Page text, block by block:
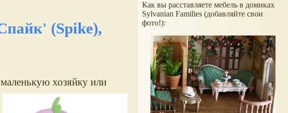
(Spike),
хозяйку или
Как вы расставляете мебель в домиках
Sylvanian Families (добавляйте свои
фото!):